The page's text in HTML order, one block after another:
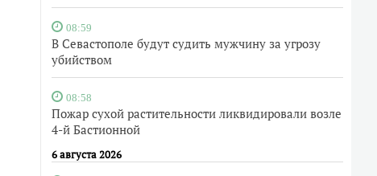
08:59
В Севастополе будут судить мужчину за угрозу
убийством
08:58
Пожар сухой растительности ликвидировали возле
4-й Бастионной
6 августа 2026